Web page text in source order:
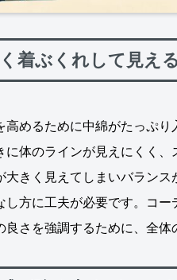
着ぶくれして見える
高めるために中綿がたっぷ
に体のラインが見えにくく
大きく見えてしまいバラン
し方に工夫が必要です。コ
良さを強調するために、全体